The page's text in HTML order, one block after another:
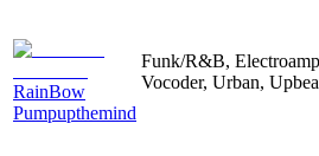
RainBow
Pumpupthemind
Funk/R&B,
Vocoder, Urban,